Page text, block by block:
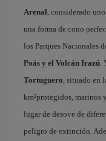
Arenal, considerado
una forma de cono
los Parques Nacionales
Poás y el Volcán Irazú.
Tortuguero, situado en
km²protegidos, marinos
lugar de desove de
peligro de extinción.